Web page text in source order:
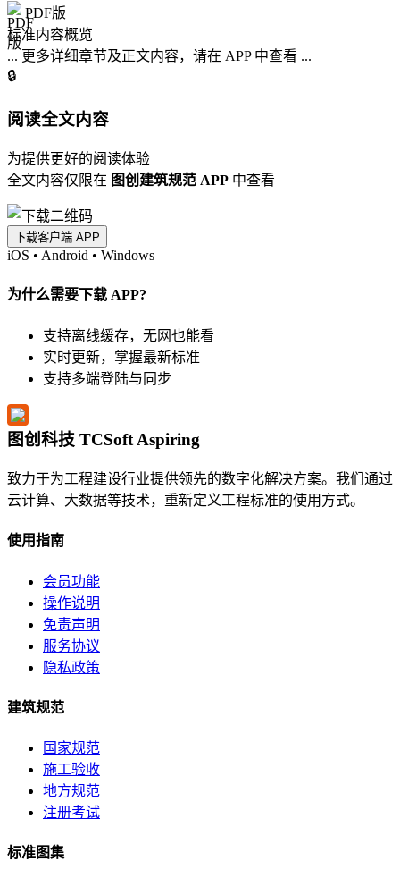
PDF版
标准内容概览
... 更多详细章节及正文内容，请在 APP 中查看 ...
🔒
阅读全文内容
为提供更好的阅读体验
全文内容仅限在 图创建筑规范 APP 中查看
下载客户端 APP
iOS • Android • Windows
为什么需要下载 APP?
支持离线缓存，无网也能看
实时更新，掌握最新标准
支持多端登陆与同步
图创科技 TCSoft Aspiring
致力于为工程建设行业提供领先的数字化解决方案。我们通过
云计算、大数据等技术，重新定义工程标准的使用方式。
使用指南
会员功能
操作说明
免责声明
服务协议
隐私政策
建筑规范
国家规范
施工验收
地方规范
注册考试
标准图集